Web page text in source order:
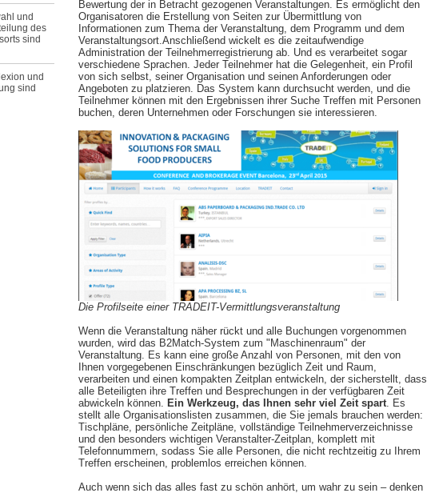
und
des
sind
und
sind
Bewertung der in Betracht gezogenen Veranstaltungen. Es ermöglicht den
Organisatoren die Erstellung von Seiten zur Übermittlung von
Informationen zum Thema der Veranstaltung, dem Programm und dem
Veranstaltungsort.Anschließend wickelt es die zeitaufwendige
Administration der Teilnehmerregistrierung ab. Und es verarbeitet sogar
verschiedene Sprachen. Jeder Teilnehmer hat die Gelegenheit, ein Profil
von sich selbst, seiner Organisation und seinen Anforderungen oder
Angeboten zu platzieren. Das System kann durchsucht werden, und die
Teilnehmer können mit den Ergebnissen ihrer Suche Treffen mit Personen
buchen, deren Unternehmen oder Forschungen sie interessieren.
Die Profilseite einer TRADEIT-Vermittlungsveranstaltung
Wenn die Veranstaltung näher rückt und alle Buchungen vorgenommen
wurden, wird das B2Match-System zum "Maschinenraum" der
Veranstaltung. Es kann eine große Anzahl von Personen, mit den von
Ihnen vorgegebenen Einschränkungen bezüglich Zeit und Raum,
verarbeiten und einen kompakten Zeitplan entwickeln, der sicherstellt, dass
alle Beteiligten ihre Treffen und Besprechungen in der verfügbaren Zeit
abwickeln können. Ein Werkzeug, das Ihnen sehr viel Zeit spart. Es
stellt alle Organisationslisten zusammen, die Sie jemals brauchen werden:
Tischpläne, persönliche Zeitpläne, vollständige Teilnehmerverzeichnisse
und den besonders wichtigen Veranstalter-Zeitplan, komplett mit
Telefonnummern, sodass Sie alle Personen, die nicht rechtzeitig zu Ihrem
Treffen erscheinen, problemlos erreichen können.
Auch wenn sich das alles fast zu schön anhört, um wahr zu sein – denken